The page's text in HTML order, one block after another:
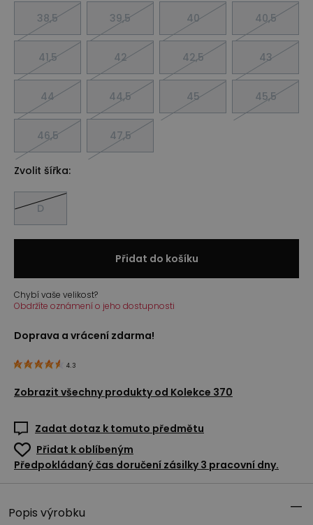
38,5 39,5 40 40,5
41,5 42 42,5 43
44 44,5 45 45,5
46,5 47,5
Zvolit šířka:
D
Přidat do košíku
Chybí vaše velikost?
Obdržíte oznámení o jeho dostupnosti
Doprava a vrácení zdarma!
4.3
Zobrazit všechny produkty od Kolekce 370
Zadat dotaz k tomuto předmětu
Přidat k oblíbeným
Předpokládaný čas doručení zásilky 3 pracovní dny.
Popis výrobku